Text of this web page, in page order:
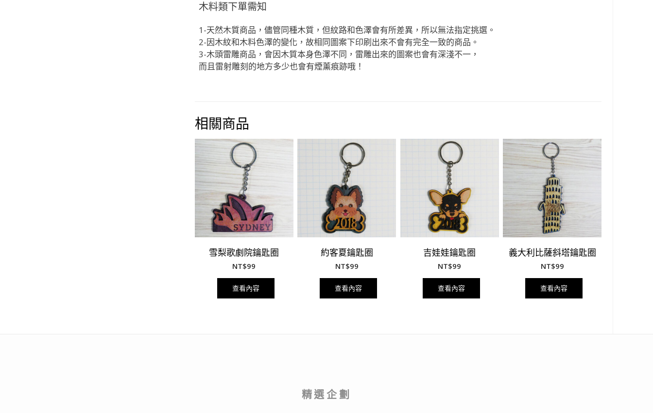
木料類下單需知
1-天然木質商品，儘管同種木質，但紋路和色澤會有所差異，所以無法指定挑選。
2-因木紋和木料色澤的變化，故相同圖案下印刷出來不會有完全一致的商品。
3-木頭雷雕商品，會因木質本身色澤不同，雷雕出來的圖案也會有深淺不一，
而且雷射雕刻的地方多少也會有煙薰痕跡哦！
相關商品
雪梨歌劇院鑰匙圈
NT$99
查看內容
約客夏鑰匙圈
NT$99
查看內容
吉娃娃鑰匙圈
NT$99
查看內容
義大利比薩斜塔鑰匙圈
NT$99
查看內容
精選企劃